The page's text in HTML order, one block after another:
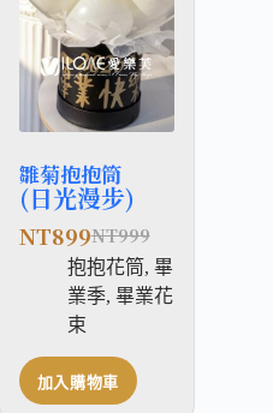
雛菊抱抱筒
(日光漫步)
NT999
NT899
抱抱花筒, 畢
業季, 畢業花
束
加入購物車